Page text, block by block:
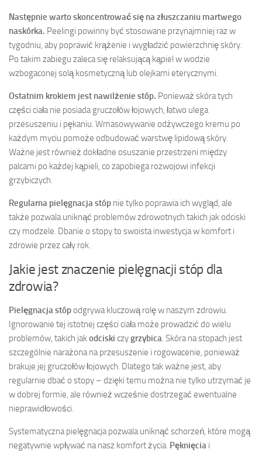
Następnie warto skoncentrować się na złuszczaniu martwego
naskórka. Peelingi powinny być stosowane przynajmniej raz w
tygodniu, aby poprawić krążenie i wygładzić powierzchnię skóry.
Po takim zabiegu zaleca się relaksującą kąpiel w wodzie
wzbogaconej solą kosmetyczną lub olejkami eterycznymi.
Ostatnim krokiem jest nawilżenie stóp. Ponieważ skóra tych
części ciała nie posiada gruczołów łojowych, łatwo ulega
przesuszeniu i pękaniu. Wmasowywanie odżywczego kremu po
każdym myciu pomoże odbudować warstwę lipidową skóry.
Ważne jest również dokładne osuszanie przestrzeni między
palcami po każdej kąpieli, co zapobiega rozwojowi infekcji
grzybiczych.
Regularna pielęgnacja stóp nie tylko poprawia ich wygląd, ale
także pozwala uniknąć problemów zdrowotnych takich jak odciski
czy modzele. Dbanie o stopy to swoista inwestycja w komfort i
zdrowie przez cały rok.
Jakie jest znaczenie pielęgnacji stóp dla
zdrowia?
Pielęgnacja stópodgrywa kluczową rolę w naszym zdrowiu.
Ignorowanie tej istotnej części ciała może prowadzić do wielu
problemów, takich jakodciski czygrzybica. Skóra na stopach jest
szczególnie narażona na przesuszenie i rogowacenie, ponieważ
brakuje jej gruczołów łojowych. Dlatego tak ważne jest, aby
regularnie dbać o stopy – dzięki temu można nie tylko utrzymać je
w dobrej formie, ale również wcześnie dostrzegać ewentualne
nieprawidłowości.
Systematyczna pielęgnacja pozwala uniknąć schorzeń, które mogą
negatywnie wpływać na nasz komfort życia. Pęknięcia i